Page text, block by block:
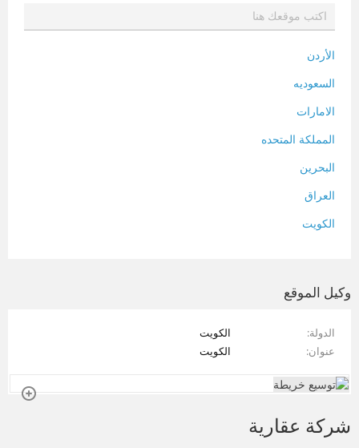
الأردن
السعوديه
الامارات
المملكة المتحده
البحرين
العراق
الكويت
فلسطين
سوريا
تونس
وكيل الموقع
الدولة
الكويت
عنوان
الكويت
شركة عقارية